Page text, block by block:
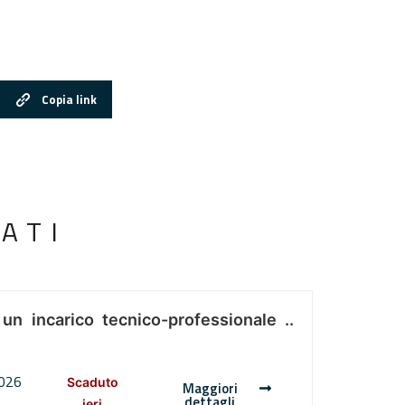
Copia link
incarico tecnico-professionale ..
Scaduto
Maggiori